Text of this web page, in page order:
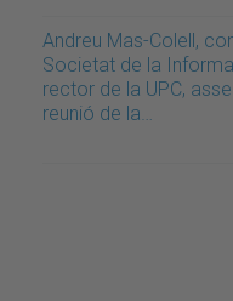
Andreu Mas-Colell,
Societat de la
rector de la UPC,
reunió de la…